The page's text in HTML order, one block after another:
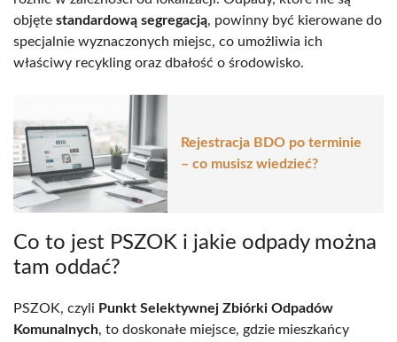
objęte standardową segregacją, powinny być kierowane do
specjalnie wyznaczonych miejsc, co umożliwia ich
właściwy recykling oraz dbałość o środowisko.
Rejestracja BDO po terminie
– co musisz wiedzieć?
Co to jest PSZOK i jakie odpady można
tam oddać?
PSZOK, czyli Punkt Selektywnej Zbiórki Odpadów
Komunalnych, to doskonałe miejsce, gdzie mieszkańcy